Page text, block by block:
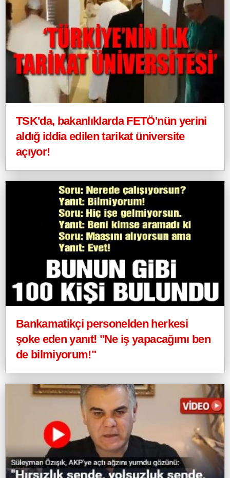
TSK'da, bakanlıklarda FETÖ'nün yerini
aldığ iddia edilen tarikat üniversite
açıyor!
Bankamatikçi personelden herkesi
şoke eden yanıt! "Ne iş yapacağımı ben
de bilmiyorum!"